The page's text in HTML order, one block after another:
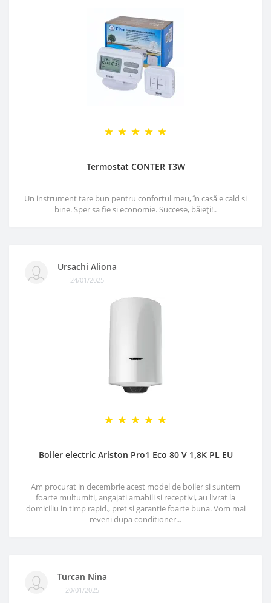
Termostat CONTER T3W
Un instrument tare bun pentru confortul meu, în casă e cald si
bine. Sper sa fie si economie. Succese, băieți!..
Ursachi Aliona
24/01/2025
Boiler electric Ariston Pro1 Eco 80 V 1,8K PL EU
Am procurat in decembrie acest model de boiler si suntem
foarte multumiti, angajati amabili si receptivi, au livrat la
domiciliu in timp rapid., pret si garantie foarte buna. Vom mai
reveni dupa conditioner...
Turcan Nina
20/01/2025